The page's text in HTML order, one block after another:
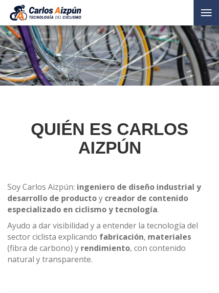
QUIÉN ES CARLOS
AIZPÚN
Soy Carlos Aizpún: ingeniero de diseño industrial y
desarrollo de productoy creador de contenido
especializado en ciclismo y tecnología.
Ayudo a dar visibilidad y a entender la tecnología del
sector ciclista explicando fabricación, materiales
(fibra de carbono) y rendimiento, con contenido
natural y transparente.